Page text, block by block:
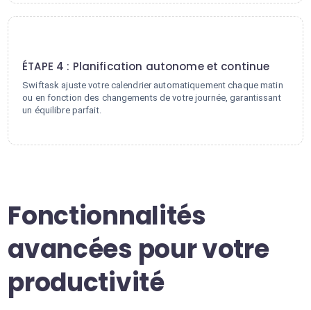
ÉTAPE 4 : Planification autonome et continue
Swiftask ajuste votre calendrier automatiquement chaque matin
ou en fonction des changements de votre journée, garantissant
un équilibre parfait.
Fonctionnalités
avancées pour votre
productivité